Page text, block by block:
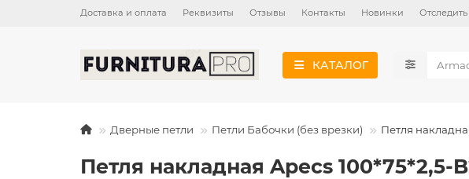
Доставка и оплата Реквизиты Отзывы Контакты Новинки Отследить
КАТАЛОГ
Дверные петли Петли Бабочки (без врезки) Петля
Петля накладная Apecs 100*75*2,5-